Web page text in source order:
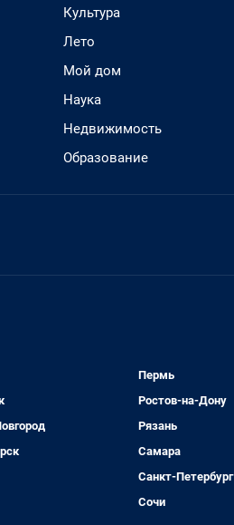
Культура
Лето
Мой дом
Наука
Недвижимость
Образование
Пермь
Ростов-на-Дону
Рязань
Самара
Санкт-Петербург
Сочи